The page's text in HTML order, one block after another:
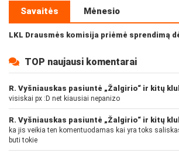
Savaitės Mėnesio
TOP naujausi komentarai
visiskai px :D net kiausiai nepanizo
ka jis veikia ten komentuodamas kai yra toks
buti tokie